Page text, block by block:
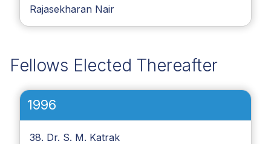
Rajasekharan Nair
Fellows Elected Thereafter
1996
38. Dr. S. M. Katrak